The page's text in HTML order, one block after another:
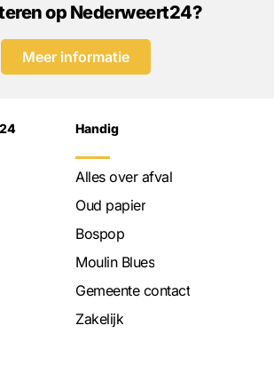
op Nederweert24?
Meer informatie
Handig
Alles over afval
Oud papier
Bospop
Moulin Blues
Gemeente contact
Zakelijk